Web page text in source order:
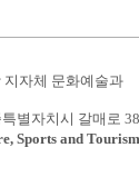
지자체 문화예술과
별자치시 갈매로
Sports and Tourism